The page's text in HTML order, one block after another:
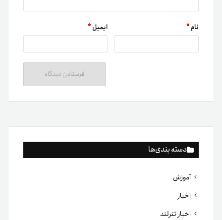
دسته بندی‌ها
آموزش
اخبار
اخبار تترلند
نام* ایمیل*